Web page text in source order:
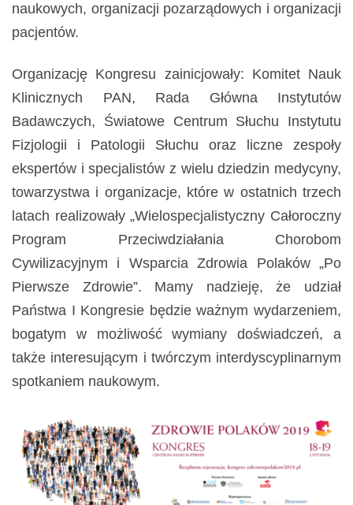
naukowych, organizacji pozarządowych i organizacji
pacjentów.
Organizację Kongresu zainicjowały: Komitet Nauk
Klinicznych PAN, Rada Główna Instytutów
Badawczych, Światowe Centrum Słuchu Instytutu
Fizjologii i Patologii Słuchu oraz liczne zespoły
ekspertów i specjalistów z wielu dziedzin medycyny,
towarzystwa i organizacje, które w ostatnich trzech
latach realizowały „Wielospecjalistyczny Całoroczny
Program Przeciwdziałania Chorobom
Cywilizacyjnym i Wsparcia Zdrowia Polaków „Po
Pierwsze Zdrowie”. Mamy nadzieję, że udział
Państwa I Kongresie będzie ważnym wydarzeniem,
bogatym w możliwość wymiany doświadczeń, a
także interesującym i twórczym interdyscyplinarnym
spotkaniem naukowym.